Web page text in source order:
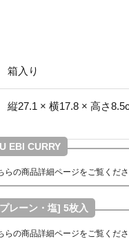
箱入り
縦27.1 × 横17.8 × 高さ
EBI CURRY
らの商品詳細ページをご覧くださ
レーン・塩] 5枚入
らの商品詳細ページをご覧くださ